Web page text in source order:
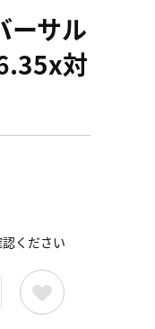
ーサル
対
ください